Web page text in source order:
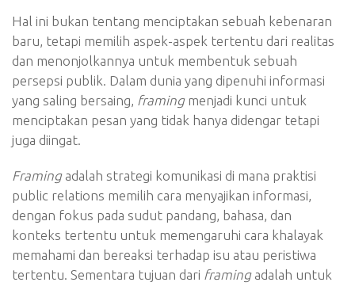
Hal ini bukan tentang menciptakan sebuah kebenaran
baru, tetapi memilih aspek-aspek tertentu dari realitas
dan menonjolkannya untuk membentuk sebuah
persepsi publik. Dalam dunia yang dipenuhi informasi
yang saling bersaing, framing menjadi kunci untuk
menciptakan pesan yang tidak hanya didengar tetapi
juga diingat.
Framing adalah strategi komunikasi di mana praktisi
public relations memilih cara menyajikan informasi,
dengan fokus pada sudut pandang, bahasa, dan
konteks tertentu untuk memengaruhi cara khalayak
memahami dan bereaksi terhadap isu atau peristiwa
tertentu. Sementara tujuan dari framing adalah untuk